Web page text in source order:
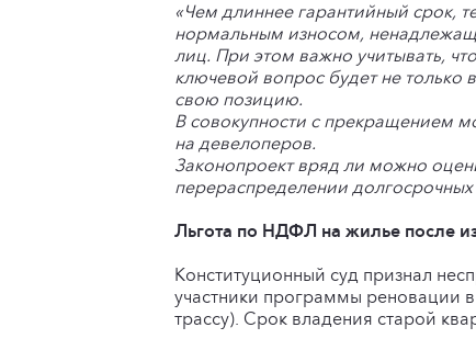
«Чем длиннее гарантийный срок,
нормальным износом,
лиц. При этом важно учитывать,
ключевой вопрос будет не только
свою позицию.
В совокупности с прекращением
на девелоперов.
Законопроект вряд ли можно
перераспределении долгосрочных
Льгота по НДФЛ на жилье после
Конституционный суд признал
участники программы реновации
трассу). Срок владения старой